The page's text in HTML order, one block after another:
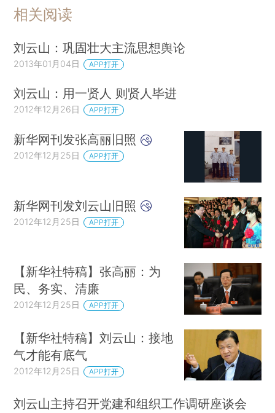
相关阅读
刘云山：巩固壮大主流思想舆论
2013年01月04日 APP打开
刘云山：用一贤人 则贤人毕进
2012年12月26日 APP打开
新华网刊发张高丽旧照
2012年12月25日 APP打开
新华网刊发刘云山旧照
2012年12月25日 APP打开
【新华社特稿】张高丽：为
民、务实、清廉
2012年12月25日 APP打开
【新华社特稿】刘云山：接地
气才能有底气
2012年12月25日 APP打开
刘云山主持召开党建和组织工作调研座谈会